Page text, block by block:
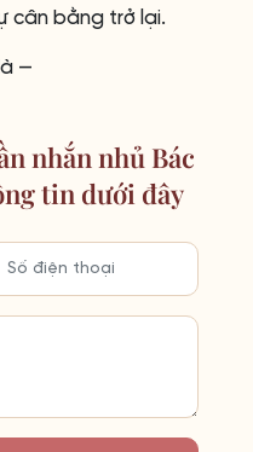
cân bằng trở lại.
—
nhắn nhủ Bác
tin dưới đây